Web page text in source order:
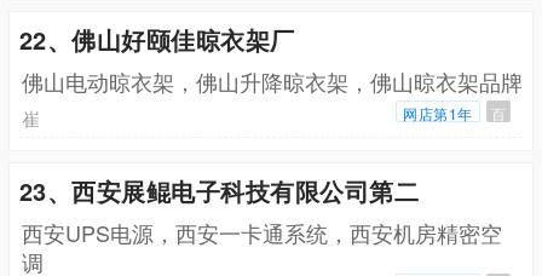
22、佛山好颐佳晾衣架厂
佛山电动晾衣架，佛山升降晾衣架，佛山晾衣架品牌
崔 网店第1年 百
23、西安展鲲电子科技有限公司第二
西安UPS电源，西安一卡通系统，西安机房精密空
调